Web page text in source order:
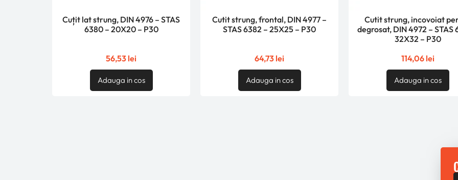
Cuțit lat strung, DIN 4976 – STAS
6380 – 20X20 – P30
56,53 lei
Adauga in cos
Cutit strung, frontal, DIN 4977 –
STAS 6382 – 25X25 – P30
64,73 lei
Adauga in cos
Cutit strung, incovoiat
degrosat, DIN 4972 – STAS
32X32 – P30
114,06 lei
Adauga in cos